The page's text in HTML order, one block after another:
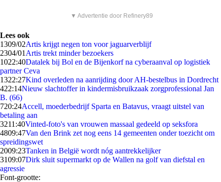
▼ Advertentie door Refinery89
Lees ook
1309/02Artis krijgt negen ton voor jaguarverblijf
2304/01 Artis trekt minder bezoekers
1022:40Datalek bij Bol en de Bijenkorf na cyberaanval op logistiek
partner Ceva
1322:27Kind overleden na aanrijding door AH-bestelbus in Dordrecht
422:14Nieuw slachtoffer in kindermisbruikzaak zorgprofessional Jan
B. (66)
720:24Accell, moederbedrijf Sparta en Batavus, vraagt uitstel van
betaling aan
3211:40Vinted-foto's van vrouwen massaal gedeeld op seksfora
4809:47Van den Brink zet nog eens 14 gemeenten onder toezicht om
spreidingswet
2009:23Tanken in België wordt nóg aantrekkelijker
3109:07Dirk sluit supermarkt op de Wallen na golf van diefstal en
agressie
Font-grootte: